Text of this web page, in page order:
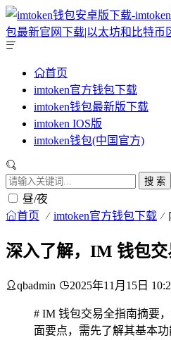
首页
imtoken官方钱包下载
imtoken钱包最新版下载
imtoken IOS版
imtoken钱包(中国官方)
搜 索
昼/夜
首页 imtoken官方钱包下载
深入了解，IM 钱包
qbadmin 2025年11月15日
# IM 钱包交易全指南摘要
面要点，需先了解其基本